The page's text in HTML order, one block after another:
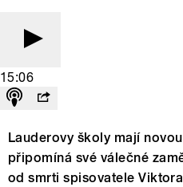
15:06
Lauderovy školy mají
připomíná své válečné
od smrti spisovatele